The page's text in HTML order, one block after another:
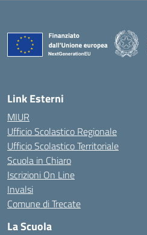
Link Esterni
MIUR
Ufficio Scolastico Regionale
Ufficio Scolastico Territoriale
Scuola in Chiaro
Iscrizioni On Line
Invalsi
Comune di Trecate
La Scuola